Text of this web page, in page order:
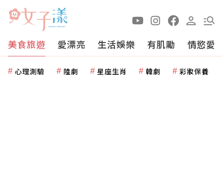
美食旅遊 愛漂亮 生活娛樂 有肌勵 情慾愛
心理測驗 陸劇 星座生肖 韓劇 彩妝保養